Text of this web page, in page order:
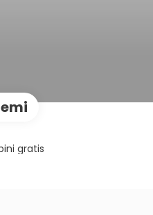
gratis